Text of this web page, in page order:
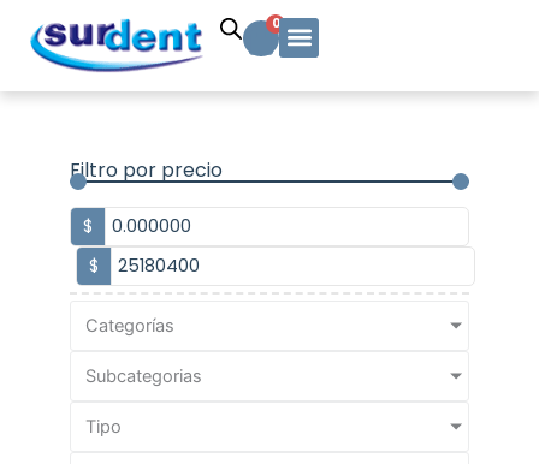
contenido
0
Carrito
Filtro por precio
$
$
Categorías
Subcategorias
Tipo